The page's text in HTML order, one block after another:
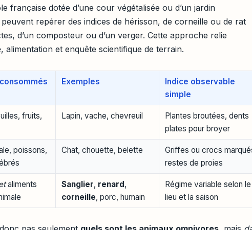
française dotée d’une cour végétalisée ou d’un jardin
peuvent repérer des indices de hérisson, de corneille ou de rat
d’un composteur ou d’un verger. Cette approche relie
, alimentation et enquête scientifique de terrain.
Exemples
Indice observable
simple
fruits,
Lapin, vache, chevreuil
Plantes broutées, dents
plates pour broyer
poissons,
Chat, chouette, belette
Griffes ou crocs
restes de proies
aliments
Sanglier, renard,
corneille, porc, humain
Régime variable selon le
lieu et la saison